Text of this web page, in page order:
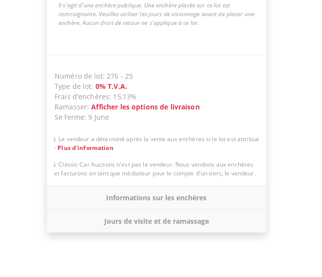
Il s'agit d'une enchère publique. Une enchère placée sur ce lot est
contraignante. Veuillez utiliser les jours de visionnage avant de placer une
enchère. Aucun droit de retour ne s'applique à ce lot.
Numéro de lot: 276 - 25
Type de lot: 0% T.V.A.
Frais d'enchères: 15,13%
Ramasser:Afficher les options de livraison
Se ferme: 9 June
Le vendeur a déterminé après la vente aux enchères si le lot est attribué
- Plus d'information
Classic Car Auctions n'est pas le vendeur. Nous vendons aux enchères
et facturons en tant que médiateur pour le compte d'un tiers, le vendeur.
Informations sur les enchères
Jours de visite et de ramassage